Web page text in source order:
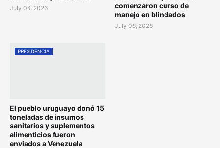
July 06, 2026
comenzaron curso de
manejo en blindados
July 06, 2026
PRESIDENCIA
El pueblo uruguayo donó 15
toneladas de insumos
sanitarios y suplementos
alimenticios fueron
enviados a Venezuela